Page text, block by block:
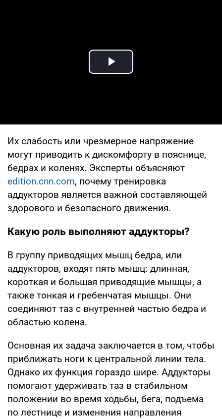
Play Video
Их слабость или чрезмерное напряжение
могут приводить к дискомфорту в пояснице,
бедрах и коленях. Эксперты объясняют
edition.cnn.com, почему тренировка
аддукторов является важной составляющей
здорового и безопасного движения.
Какую роль выполняют аддукторы?
В группу приводящих мышц бедра, или
аддукторов, входят пять мышц: длинная,
короткая и большая приводящие мышцы, а
также тонкая и гребенчатая мышцы. Они
соединяют таз с внутренней частью бедра и
областью колена.
Основная их задача заключается в том, чтобы
приближать ноги к центральной линии тела.
Однако их функция гораздо шире. Аддукторы
помогают удерживать таз в стабильном
положении во время ходьбы, бега, подъема
по лестнице и изменения направления